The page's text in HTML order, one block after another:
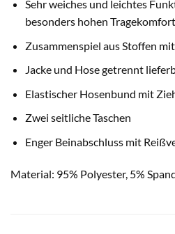
Sehr weiches und leichtes
besonders hohen Tragekomfort
Zusammenspiel aus Stoffen
Jacke und Hose getrennt
Elastischer Hosenbund mit
Zwei seitliche Taschen
Enger Beinabschluss mit
Material: 95% Polyester, 5%